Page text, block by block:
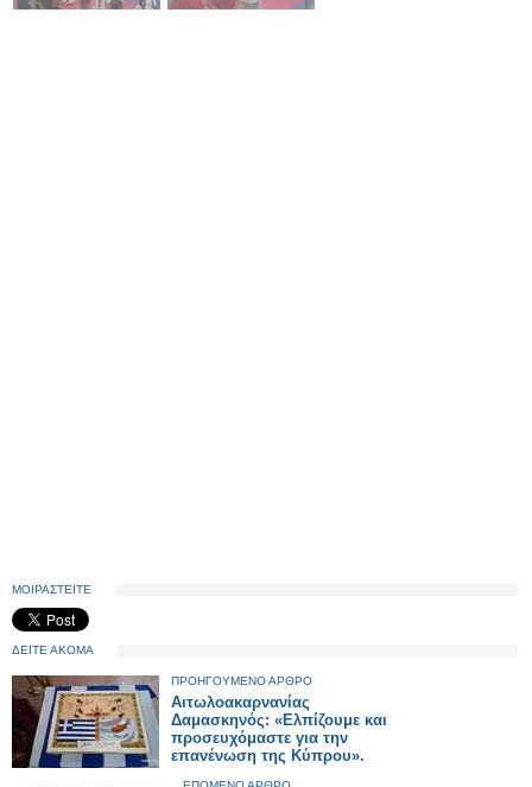
ΜΟΙΡΑΣΤΕΙΤΕ
ΔΕΙΤΕ ΑΚΟΜΑ
ΠΡΟΗΓΟΥΜΕΝΟ ΑΡΘΡΟ
Αιτωλοακαρνανίας
Δαμασκηνός: «Ελπίζουμε και
προσευχόμαστε για την
επανένωση της Κύπρου».